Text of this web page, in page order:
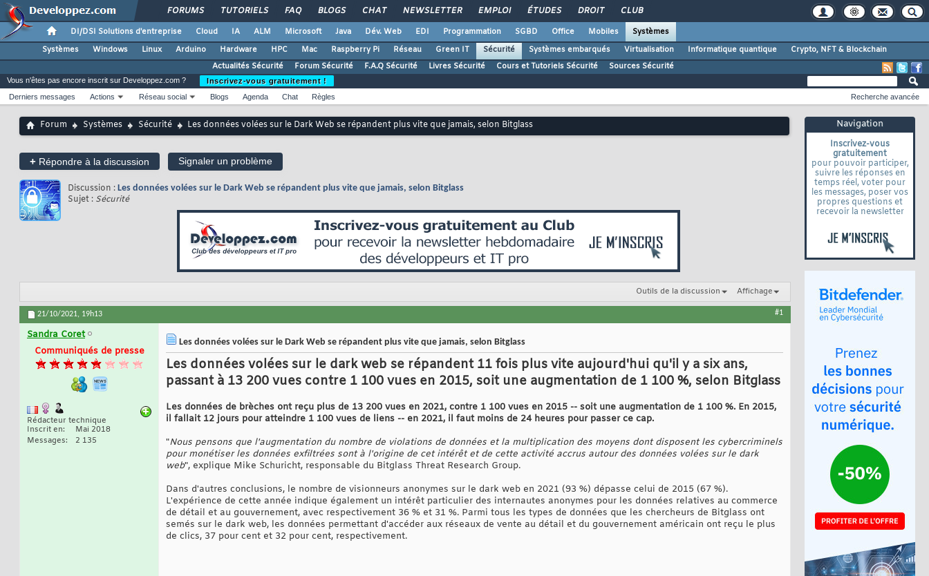
FORUMS TUTORIELS FAQ BLOGS CHAT NEWSLETTER EMPLOI ÉTUDES DROIT CLUB
DI/DSI Solutions d'entreprise Cloud IA ALM Microsoft Java Dév. Web EDI Programmation SGBD Office Mobiles
Systèmes
Systèmes
Windows Linux Arduino Hardware HPC Mac Raspberry Pi Réseau Green IT Sécurité Systèmes embarqués Virtualisation Informatique quantique
Crypto, NFT & Blockchain
Actualités Sécurité
Forum Sécurité F.A.Q Sécurité Livres Sécurité Cours et Tutoriels Sécurité Sources Sécurité
Navigation
Inscrivez-vous
gratuitement
pour pouvoir participer,
suivre les réponses en
temps réel, voter pour
les messages, poser vos
propres questions et
recevoir la newsletter
Vous n'êtes pas encore inscrit sur Developpez.com ?
Inscrivez-vous gratuitement !
Derniers messages
Actions Réseau social Blogs Agenda Chat Règles Recherche avancée
Forum Systèmes Sécurité Les données volées sur le Dark Web se répandent plus vite que jamais, selon Bitglass
+ Répondre à la discussion Signaler un problème
Discussion : Les données volées sur le Dark Web se répandent plus vite que jamais, selon Bitglass
Sujet : Sécurité
Outils de la discussion Affichage
21/10/2021, 19h13 #1
Sandra Coret
Communiqués de presse
Rédacteur technique
Inscrit en
Mai 2018
Messages
2 135
Les données volées sur le Dark Web se répandent plus vite que jamais, selon Bitglass
Les données volées sur le dark web se répandent 11 fois plus vite aujourd'hui qu'il y a six ans,
passant à 13 200 vues contre 1 100 vues en 2015, soit une augmentation de 1 100 %, selon Bitglass
Les données de brèches ont reçu plus de 13 200 vues en 2021, contre 1 100 vues en 2015 -- soit une augmentation de 1 100 %. En 2015,
il fallait 12 jours pour atteindre 1 100 vues de liens -- en 2021, il faut moins de 24 heures pour passer ce cap.
"Nous pensons que l'augmentation du nombre de violations de données et la multiplication des moyens dont disposent les cybercriminels
pour monétiser les données exfiltrées sont à l'origine de cet intérêt et de cette activité accrus autour des données volées sur le dark
web", explique Mike Schuricht, responsable du Bitglass Threat Research Group.
Dans d'autres conclusions, le nombre de visionneurs anonymes sur le dark web en 2021 (93 %) dépasse celui de 2015 (67 %).
L'expérience de cette année indique également un intérêt particulier des internautes anonymes pour les données relatives au commerce
de détail et au gouvernement, avec respectivement 36 % et 31 %. Parmi tous les types de données que les chercheurs de Bitglass ont
semés sur le dark web, les données permettant d'accéder aux réseaux de vente au détail et du gouvernement américain ont reçu le plus
de clics, 37 pour cent et 32 pour cent, respectivement.